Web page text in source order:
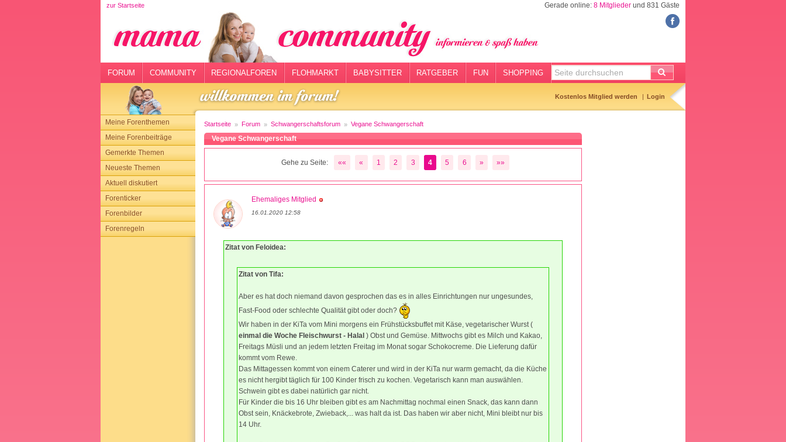
zur Startseite Gerade online: 8 Mitglieder und 831 Gäste
FORUM COMMUNITY REGIONALFOREN FLOHMARKT BABYSITTER RATGEBER FUN SHOPPING
Kostenlos Mitglied werden Login
Meine Forenthemen
Meine Forenbeiträge
Gemerkte Themen
Neueste Themen
Aktuell diskutiert
Forenticker
Forenbilder
Forenregeln
Startseite Forum Schwangerschaftsforum Vegane Schwangerschaft
Vegane Schwangerschaft
Gehe zu Seite: «« « 1 2 3 4 5 6 » »»
Ehemaliges Mitglied
16.01.2020 12:58
Zitat von Feloidea:
Zitat von Tifa:
Aber es hat doch niemand davon gesprochen das es in alles Einrichtungen nur ungesundes,
Fast-Food oder schlechte Qualität gibt oder doch?
Wir haben in der KiTa vom Mini morgens ein Frühstücksbuffet mit Käse, vegetarischer Wurst (
einmal die Woche Fleischwurst - Halal ) Obst und Gemüse. Mittwochs gibt es Milch und Kakao,
Freitags Müsli und an jedem letzten Freitag im Monat sogar Schokocreme. Die Lieferung dafür
kommt vom Rewe.
Das Mittagessen kommt von einem Caterer und wird in der KiTa nur warm gemacht, da die Küche
es nicht hergibt täglich für 100 Kinder frisch zu kochen. Vegetarisch kann man auswählen.
Schwein gibt es dabei natürlich gar nicht.
Für Kinder die bis 16 Uhr bleiben gibt es am Nachmittag nochmal einen Snack, das kann dann
Obst sein, Knäckebrote, Zwieback,... was halt da ist. Das haben wir aber nicht, Mini bleibt nur bis
14 Uhr.